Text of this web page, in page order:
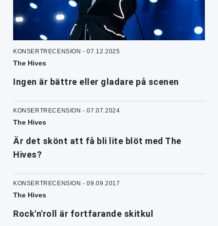
KONSERTRECENSION - 07.12.2025
The Hives
Ingen är bättre eller gladare på scenen
KONSERTRECENSION - 07.07.2024
The Hives
Är det skönt att få bli lite blöt med The
Hives?
KONSERTRECENSION - 09.09.2017
The Hives
Rock'n'roll är fortfarande skitkul